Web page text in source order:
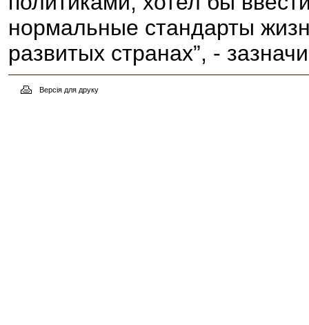
нормальные стандарты
развитых странах”, -
Версія для друку